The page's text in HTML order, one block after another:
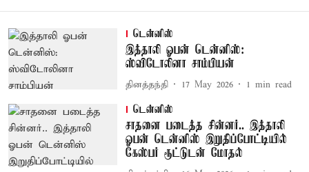
டென்னிஸ்
இத்தாலி ஓபன் டென்னிஸ்:
ஸ்விடோலினா சாம்பியன்
தினத்தந்தி 17 May 2026 1 min read
டென்னிஸ்
சாதனை படைத்த சின்னர்.. இத்தாலி
ஓபன் டென்னிஸ் இறுதிப்போட்டியில்
கேஸ்பர் ரூட்டுடன் மோதல்